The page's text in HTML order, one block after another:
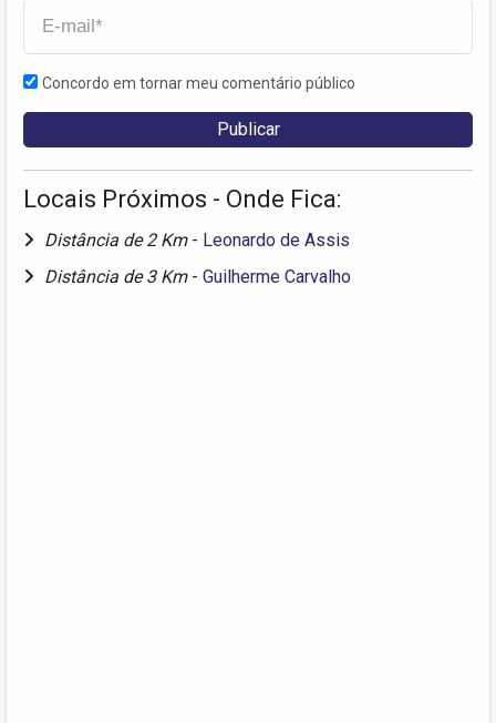
Concordo em tornar meu comentário público
Locais Próximos - Onde Fica:
Distância de 2 Km - Leonardo de Assis
Distância de 3 Km - Guilherme Carvalho